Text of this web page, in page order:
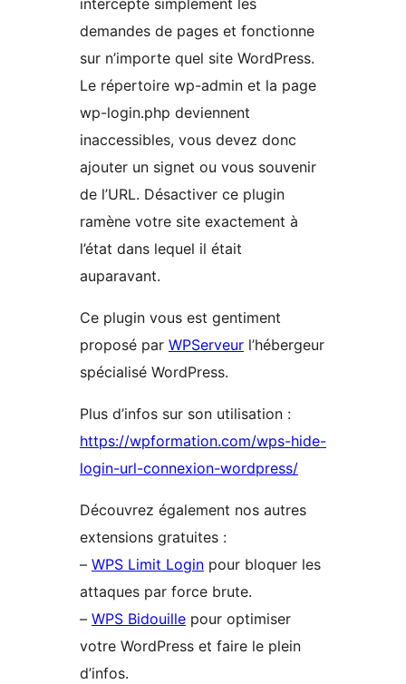
intercepte simplement les
demandes de pages et fonctionne
sur n’importe quel site WordPress.
Le répertoire wp-admin et la page
wp-login.php deviennent
inaccessibles, vous devez donc
ajouter un signet ou vous souvenir
de l’URL. Désactiver ce plugin
ramène votre site exactement à
l’état dans lequel il était
auparavant.
Ce plugin vous est gentiment
proposé par WPServeur l’hébergeur
spécialisé WordPress.
Plus d’infos sur son utilisation :
https://wpformation.com/wps-hide-
login-url-connexion-wordpress/
Découvrez également nos autres
extensions gratuites :
– WPS Limit Login pour bloquer les
attaques par force brute.
– WPS Bidouille pour optimiser
votre WordPress et faire le plein
d’infos.